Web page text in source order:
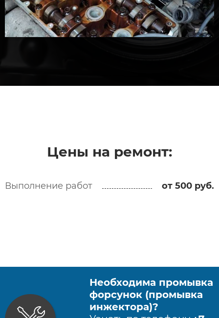
Цены на ремонт:
Выполнение работ от 500 руб.
Необходима промывка
форсунок (промывка
инжектора)?